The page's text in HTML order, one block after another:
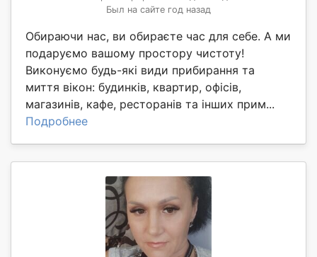
Был на сайте год назад
Обираючи нас, ви обираєте час для себе. А ми
подаруємо вашому простору чистоту!
Виконуємо будь-які види прибирання та
миття вікон: будинків, квартир, офісів,
магазинів, кафе, ресторанів та інших прим...
Подробнее